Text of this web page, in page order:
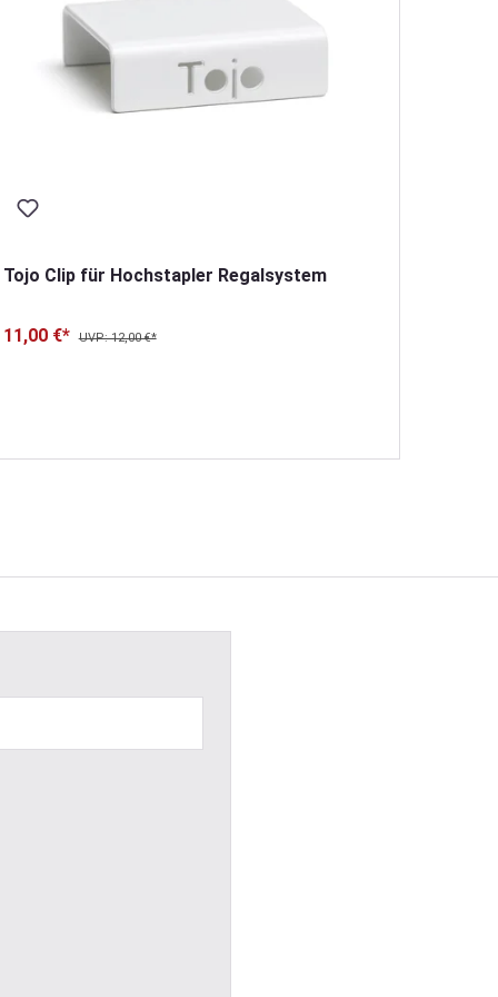
Tojo Clip für Hochstapler Regalsystem
11,00 €* UVP: 12,00 €*